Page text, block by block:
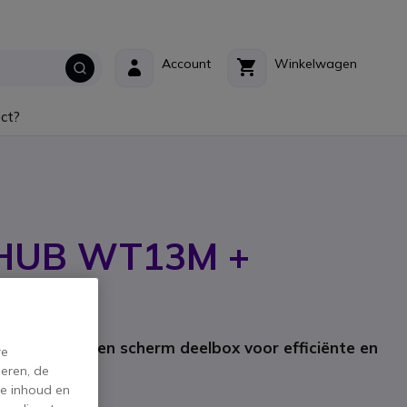
Winkelwagen
Account
WT13M +
WB05
dongle en scherm deelbox voor efficiënte en
de
inhoud en